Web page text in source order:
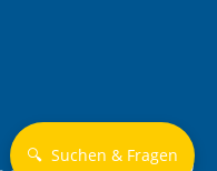
🔍 Suchen & Fragen